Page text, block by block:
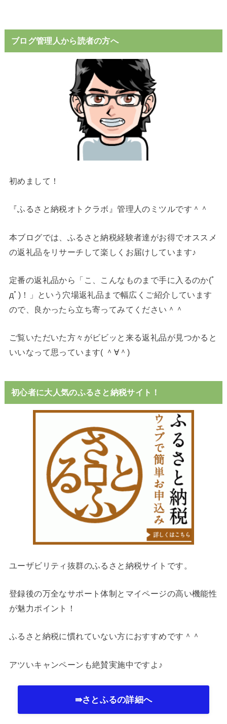
ブログ管理人から読者の方へ
初めまして！
『ふるさと納税オトクラボ』管理人のミツルです＾＾
本ブログでは、ふるさと納税経験者達がお得でオススメ
の返礼品をリサーチして楽しくお届けしています♪
定番の返礼品から「こ、こんなものまで手に入るのか(ﾟ
дﾟ)！」という穴場返礼品まで幅広くご紹介しています
ので、良かったら立ち寄ってみてください＾＾
ご覧いただいた方々がビビッと来る返礼品が見つかると
いいなって思っています( ＾∀＾)
初心者に大人気のふるさと納税サイト！
ユーザビリティ抜群のふるさと納税サイトです。
登録後の万全なサポート体制とマイページの高い機能性
が魅力ポイント！
ふるさと納税に慣れていない方におすすめです＾＾
アツいキャンペーンも絶賛実施中ですよ♪
⇛さとふるの詳細へ